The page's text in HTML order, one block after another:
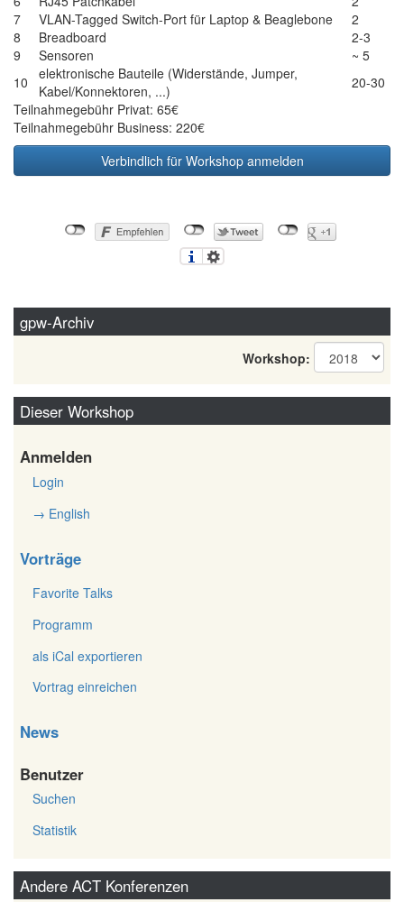
7
VLAN-Tagged Switch-Port für Laptop & Beaglebone
2
8
Breadboard
2-3
9
Sensoren
~ 5
10
elektronische Bauteile (Widerstände, Jumper,
Kabel/Konnektoren, ...)
20-30
Teilnahmegebühr Privat: 65€
Teilnahmegebühr Business: 220€
Verbindlich für Workshop anmelden
gpw-Archiv
Workshop:
Dieser Workshop
Anmelden
Login
→ English
Vorträge
Favorite Talks
Programm
als iCal exportieren
Vortrag einreichen
News
Benutzer
Suchen
Statistik
Andere ACT Konferenzen